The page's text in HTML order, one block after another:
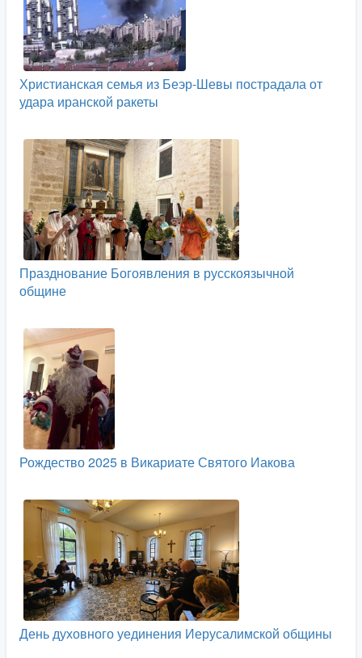
Христианская семья из Беэр-Шевы пострадала от
удара иранской ракеты
Празднование Богоявления в русскоязычной
общине
Рождество 2025 в Викариате Святого Иакова
День духовного уединения Иерусалимской общины